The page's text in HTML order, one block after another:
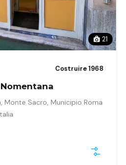
21
Costruire 1968
Monte Sacro, Municipio Roma